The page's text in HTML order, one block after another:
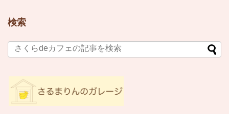
検索